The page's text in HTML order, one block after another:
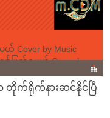
ာ တိုက်ရိုက်နားဆင်နိုင်ပြီ